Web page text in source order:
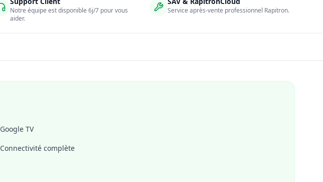
Notre équipe est disponible 6j/7 pour vous
aider.
Service après-vente professionnel Rapitron.
Google TV
Connectivité complète